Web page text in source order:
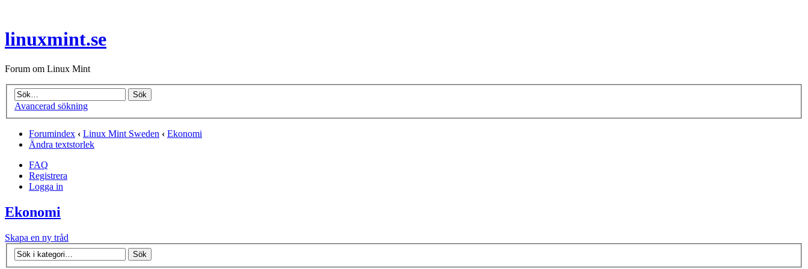
linuxmint.se
Forum om Linux Mint
Avancerad sökning
Forumindex ‹ Linux Mint Sweden ‹ Ekonomi
Ändra textstorlek
FAQ
Registrera
Logga in
Ekonomi
Skapa en ny tråd